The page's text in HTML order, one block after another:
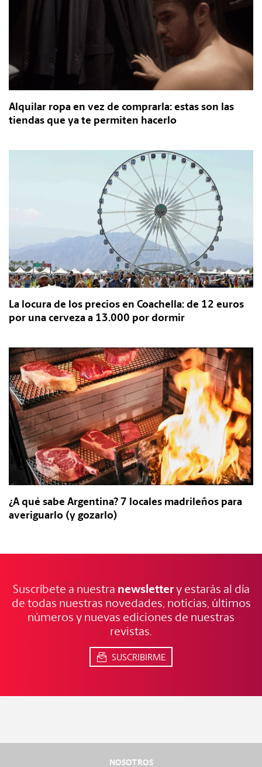
Alquilar ropa en vez de comprarla: estas son las
tiendas que ya te permiten hacerlo
La locura de los precios en Coachella: de 12 euros
por una cerveza a 13.000 por dormir
¿A qué sabe Argentina? 7 locales madrileños para
averiguarlo (y gozarlo)
NOTICIAS FRESCAS
Suscríbete a nuestra newslettery estarás al día
de todas nuestras novedades, noticias, últimos
números y nuevas ediciones de nuestras
revistas.
SUSCRIBIRME
NOSOTROS